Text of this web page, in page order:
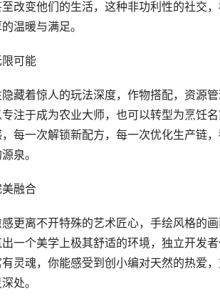
改变他们的生活，这种非功利性的社交
温暖与满足。
可能
藏着惊人的玩法深度，作物搭配，资源
注于成为农业大师，也可以转型为烹饪
每一次解锁新配方，每一次优化生产链
泉。
融合
更离不开特殊的艺术匠心，手绘风格的
一个美学上极其舒适的环境，独立开发
灵魂，你能感受到创小编对天然的热爱
处。